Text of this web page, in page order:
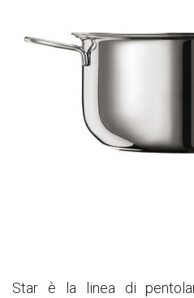
Star è la linea di